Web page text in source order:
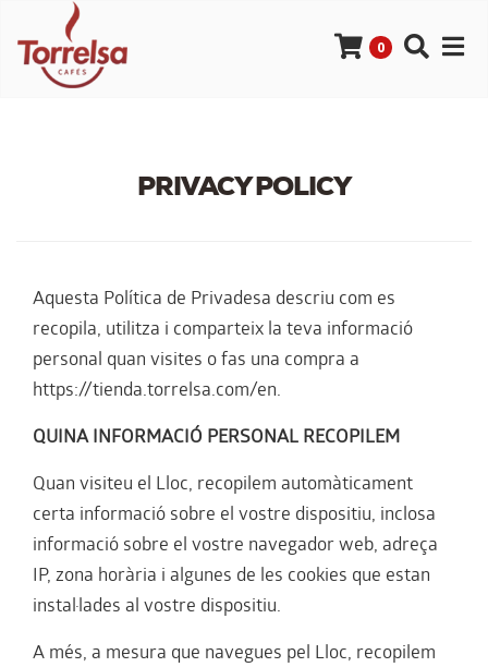
0
PRIVACY POLICY
Aquesta Política de Privadesa descriu com es
recopila, utilitza i comparteix la teva informació
personal quan visites o fas una compra a
https://tienda.torrelsa.com/en.
QUINA INFORMACIÓ PERSONAL RECOPILEM
Quan visiteu el Lloc, recopilem automàticament
certa informació sobre el vostre dispositiu, inclosa
informació sobre el vostre navegador web, adreça
IP, zona horària i algunes de les cookies que estan
instal·lades al vostre dispositiu.
A més, a mesura que navegues pel Lloc, recopilem